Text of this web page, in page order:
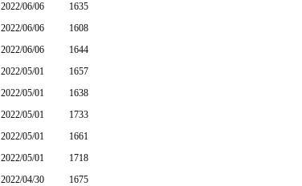
2022/06/06
1635
2022/06/06
1608
2022/06/06
1644
2022/05/01
1657
2022/05/01
1638
2022/05/01
1733
2022/05/01
1661
2022/05/01
1718
2022/04/30
1675